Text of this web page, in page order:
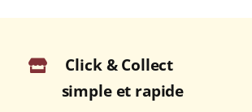
Click & Collect
simple et rapide